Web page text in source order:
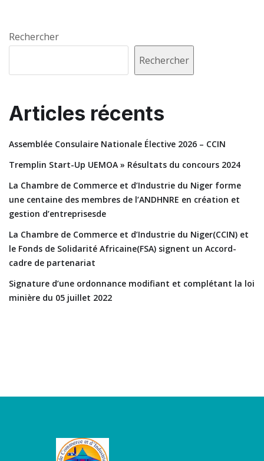
Rechercher
Rechercher
Articles récents
Assemblée Consulaire Nationale Élective 2026 – CCIN
Tremplin Start-Up UEMOA » Résultats du concours 2024
La Chambre de Commerce et d’Industrie du Niger forme
une centaine des membres de l’ANDHNRE en création et
gestion d’entreprisesde
La Chambre de Commerce et d’Industrie du Niger(CCIN) et
le Fonds de Solidarité Africaine(FSA) signent un Accord-
cadre de partenariat
Signature d’une ordonnance modifiant et complétant la loi
minière du 05 juillet 2022